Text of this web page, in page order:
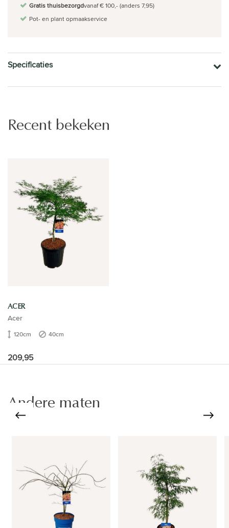
Gratis thuisbezorgdvanaf € 100,- (anders 7,95)
Pot- en plant opmaakservice
Specificaties
Recent bekeken
ACER
Acer
120cm 40cm
209,95
Andere maten